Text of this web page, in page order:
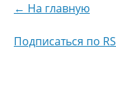
← На главную
Подписаться по